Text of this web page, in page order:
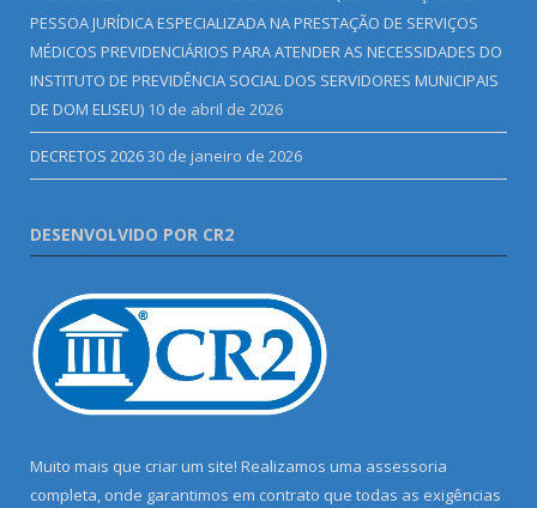
PESSOA JURÍDICA ESPECIALIZADA NA PRESTAÇÃO DE SERVIÇOS
MÉDICOS PREVIDENCIÁRIOS PARA ATENDER AS NECESSIDADES DO
INSTITUTO DE PREVIDÊNCIA SOCIAL DOS SERVIDORES MUNICIPAIS
DE DOM ELISEU) 10 de abril de 2026
DECRETOS 202630 de janeiro de 2026
DESENVOLVIDO POR CR2
Muito mais que criar um site! Realizamos uma assessoria
completa, onde garantimos em contrato que todas as exigências